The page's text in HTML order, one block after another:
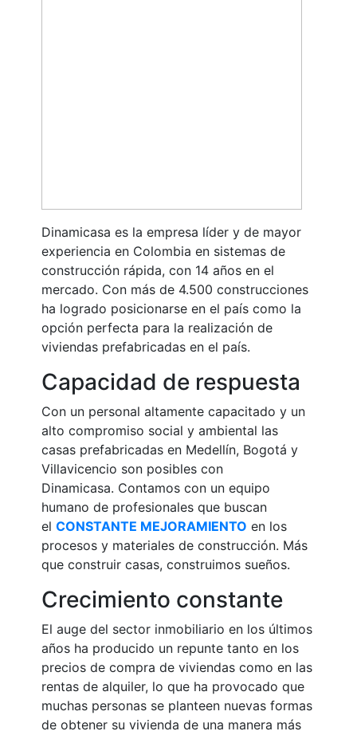
Dinamicasa es la empresa líder y de mayor
experiencia en Colombia en sistemas de
construcción rápida, con 14 años en el
mercado. Con más de 4.500 construcciones
ha logrado posicionarse en el país como la
opción perfecta para la realización de
viviendas prefabricadas en el país.
Capacidad de respuesta
Con un personal altamente capacitado y un
alto compromiso social y ambiental las
casas prefabricadas en Medellín, Bogotá y
Villavicencio son posibles con
Dinamicasa. Contamos con un equipo
humano de profesionales que buscan
el CONSTANTE MEJORAMIENTO en los
procesos y materiales de construcción. Más
que construir casas, construimos sueños.
Crecimiento constante
El auge del sector inmobiliario en los últimos
años ha producido un repunte tanto en los
precios de compra de viviendas como en las
rentas de alquiler, lo que ha provocado que
muchas personas se planteen nuevas formas
de obtener su vivienda de una manera más